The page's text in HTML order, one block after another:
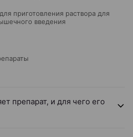
приготовления раствора для
введения
препарат, и для чего его